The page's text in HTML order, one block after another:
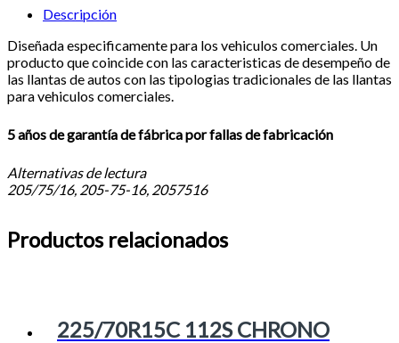
Descripción
Diseñada especificamente para los vehiculos comerciales. Un
producto que coincide con las caracteristicas de desempeño de
las llantas de autos con las tipologias tradicionales de las llantas
para vehiculos comerciales.
5 años de garantía de fábrica por fallas de fabricación
Alternativas de lectura
205/75/16, 205-75-16, 2057516
Productos relacionados
225/70R15C 112S CHRONO